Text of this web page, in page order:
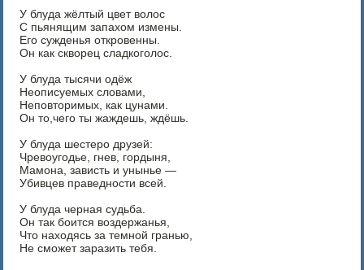
У блуда жёлтый цвет волос
С пьянящим запахом измены.
Его сужденья откровенны.
Он как скворец сладкоголос.
У блуда тысячи одёж
Неописуемых словами,
Неповторимых, как цунами.
Он то,чего ты жаждешь, ждёшь.
У блуда шестеро друзей:
Чревоугодье, гнев, гордыня,
Мамона, зависть и унынье —
Убивцев праведности всей.
У блуда черная судьба.
Он так боится воздержанья,
Что находясь за темной гранью,
Не сможет заразить тебя.